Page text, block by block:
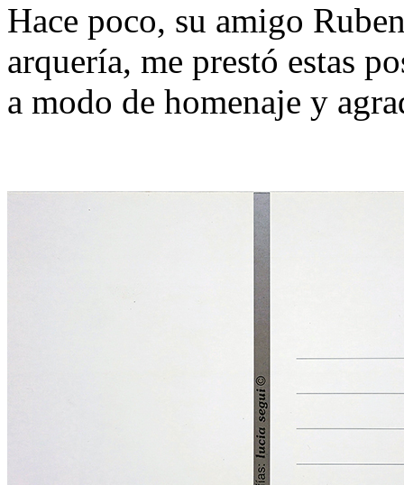
Hace poco, su amigo
arquería, me prestó estas
a modo de homenaje y